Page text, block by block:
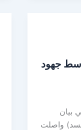
جهود
بيان
واصلت